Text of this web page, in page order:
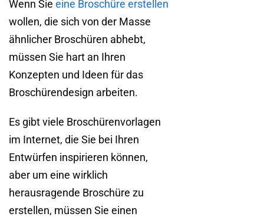
Wenn Sie eine Broschüre erstellen
wollen, die sich von der Masse
ähnlicher Broschüren abhebt,
müssen Sie hart an Ihren
Konzepten und Ideen für das
Broschürendesign arbeiten.
Es gibt viele Broschürenvorlagen
im Internet, die Sie bei Ihren
Entwürfen inspirieren können,
aber um eine wirklich
herausragende Broschüre zu
erstellen, müssen Sie einen